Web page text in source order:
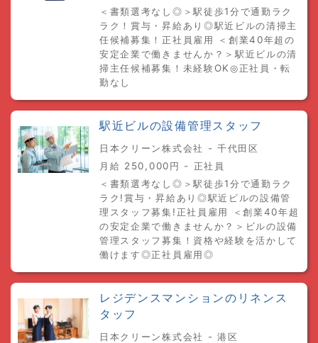
＜書類選考なし◎＞駅徒歩1分で通勤ラク
ラク！賞与・昇給あり◎駅近ビルの清掃主
任候補募集！正社員雇用 ＜創業40年超の
安定企業で働きませんか？＞駅近ビルの清
掃主任候補募集！未経験OK◎正社員・転
勤なし
駅近ビルの設備管理スタッフ
日本クリーン株式会社 - 千代田区
月給 250,000円 - 正社員
＜書類選考なし◎＞駅徒歩1分で通勤ラク
ラク!賞与・昇給あり◎駅近ビルの設備管
理スタッフ募集!正社員雇用 ＜創業40年超
の安定企業で働きませんか？＞ビルの設備
管理スタッフ募集！資格や経験を活かして
働けます◎正社員雇用◎
レジデンスマンションのリネンス
タッフ
日本クリーン株式会社 - 港区